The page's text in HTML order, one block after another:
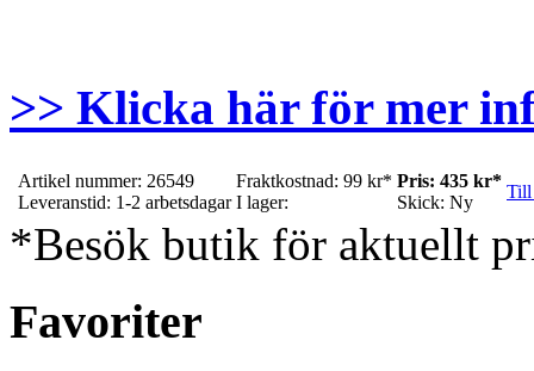
>> Klicka här för mer
Artikel nummer: 26549
Leveranstid: 1-2 arbetsdagar
Fraktkostnad: 99 kr*
I lager:
Pris: 435 kr*
Skick: Ny
Till
*Besök butik för aktuellt
Favoriter